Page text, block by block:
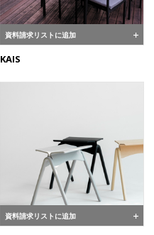
資料請求リストに追加
KAIS
資料請求リストに追加